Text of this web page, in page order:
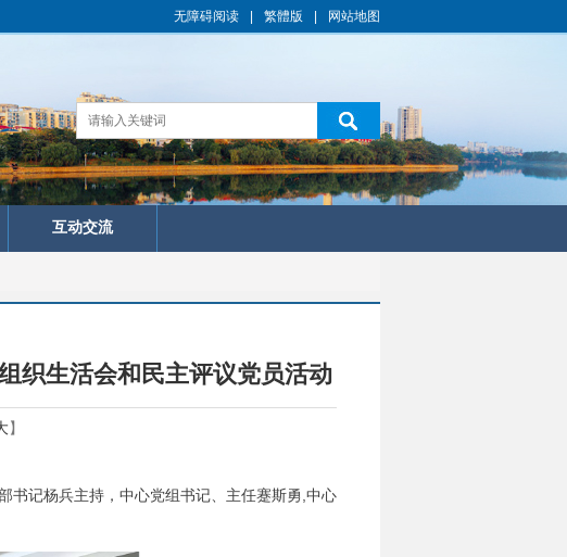
无障碍阅读 繁體版 网站地图
互动交流
织生活会和民主评议党员活动
】
记杨兵主持，中心党组书记、主任蹇斯勇,中心